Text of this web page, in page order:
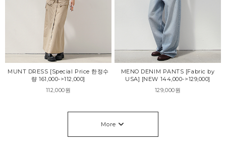
MUNT DRESS [Special Price 한정수
량 161,000->112,000]
112,000원
MENO DENIM PANTS [Fabric by
USA] [NEW 144,000->129,000]
129,000원
More